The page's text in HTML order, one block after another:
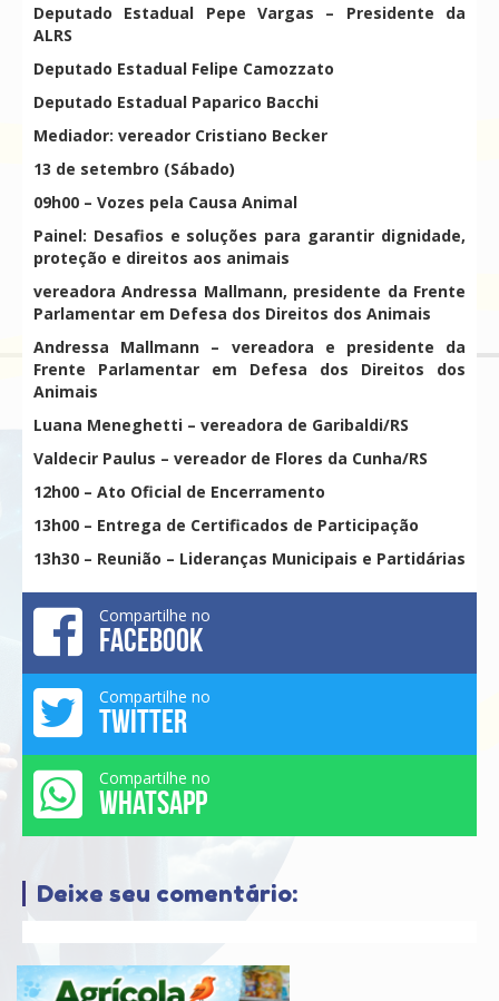
Deputado Estadual Pepe Vargas – Presidente da
ALRS
Deputado Estadual Felipe Camozzato
Deputado Estadual Paparico Bacchi
Mediador: vereador Cristiano Becker
13 de setembro (Sábado)
09h00 – Vozes pela Causa Animal
Painel: Desafios e soluções para garantir dignidade,
proteção e direitos aos animais
vereadora Andressa Mallmann, presidente da Frente
Parlamentar em Defesa dos Direitos dos Animais
Andressa Mallmann – vereadora e presidente da
Frente Parlamentar em Defesa dos Direitos dos
Animais
Luana Meneghetti – vereadora de Garibaldi/RS
Valdecir Paulus – vereador de Flores da Cunha/RS
12h00 – Ato Oficial de Encerramento
13h00 – Entrega de Certificados de Participação
13h30 – Reunião – Lideranças Municipais e Partidárias
Compartilhe no
FACEBOOK
Compartilhe no
TWITTER
Compartilhe no
WHATSAPP
Deixe seu comentário: